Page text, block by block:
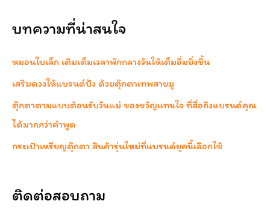
บทความที่น่าสนใจ
หมอนใบเล็ก เติมเต็มเวลาพักกลางวันให้เต็มอิ่มยิ่งขึ้น
เสริมดวงให้แบรนด์ปัง ด้วยตุ๊กตาเทพสายมู
ตุ๊กตาตามแบบต้อนรับวันแม่ ของขวัญแทนใจ ที่สื่อถึงแบรนด์คุณ
ได้มากกว่าคำพูด
กระเป๋าเหรียญตุ๊กตา สินค้ารุ่นใหม่ที่แบรนด์ยุคนี้เลือกใช้
ติดต่อสอบถาม